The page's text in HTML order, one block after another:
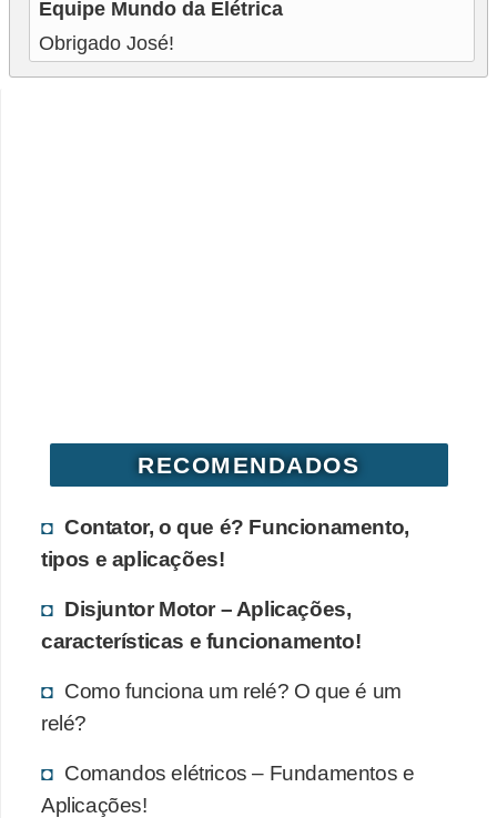
Equipe Mundo da Elétrica
Obrigado José!
RECOMENDADOS
Contator, o que é? Funcionamento,
tipos e aplicações!
Disjuntor Motor – Aplicações,
características e funcionamento!
Como funciona um relé? O que é um
relé?
Comandos elétricos – Fundamentos e
Aplicações!